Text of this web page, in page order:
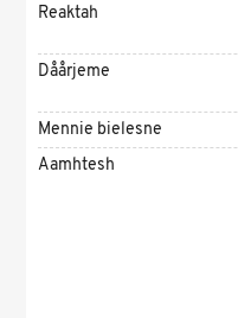
Reaktah
Dåårjeme
Mennie bielesne
Aamhtesh